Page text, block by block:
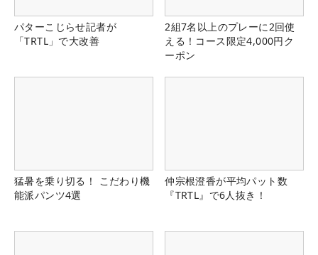
パターこじらせ記者が
「TRTL」で大改善
2組7名以上のプレーに2回使
える！コース限定4,000円ク
ーポン
猛暑を乗り切る！ こだわり機
能派パンツ4選
仲宗根澄香が平均パット数
『TRTL』で6人抜き！